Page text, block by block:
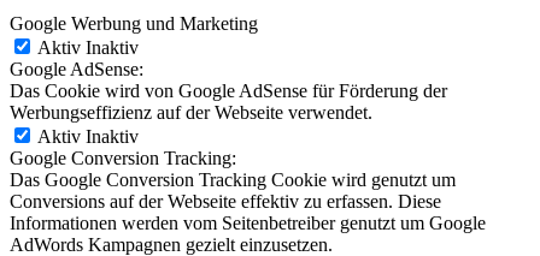
Google Werbung und Marketing
Aktiv Inaktiv
Google AdSense:
Das Cookie wird von Google AdSense für Förderung der
Werbungseffizienz auf der Webseite verwendet.
Aktiv Inaktiv
Google Conversion Tracking:
Das Google Conversion Tracking Cookie wird genutzt um
Conversions auf der Webseite effektiv zu erfassen. Diese
Informationen werden vom Seitenbetreiber genutzt um Google
AdWords Kampagnen gezielt einzusetzen.